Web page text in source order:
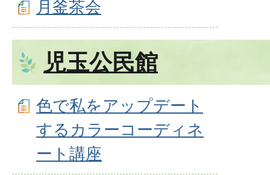
月釜茶会
児玉公民館
色で私をアップデート
するカラーコーディネ
ート講座